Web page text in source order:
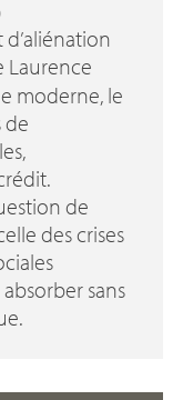
Laurence
moderne, le
de
de
des crises
sans